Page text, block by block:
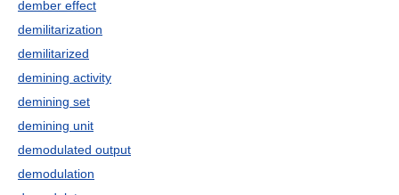
dember effect
demilitarization
demilitarized
demining activity
demining set
demining unit
demodulated output
demodulation